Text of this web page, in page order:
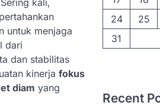
kali,
untuk menjaga
dari
dan stabilitas
kinerja fokus
diam yang
24
25
31
Recent